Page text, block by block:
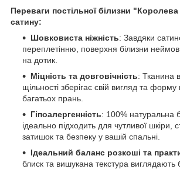
Переваги постільної білизни "Королева
сатину:
Шовковиста ніжність: Завдяки
переплетінню, поверхня білизни
на дотик.
Міцність та довговічність: Тканина
щільності зберігає свій вигляд та форму
багатьох прань.
Гіпоалергенність: 100% натуральна
ідеально підходить для чутливої шкіри,
затишок та безпеку у вашій спальні.
Ідеальний баланс розкоші та
блиск та вишукана текстура виглядають